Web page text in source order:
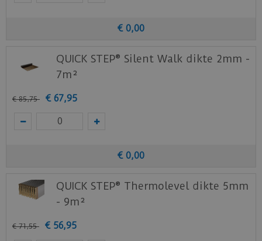
€ 0,00
QUICK STEP® Silent Walk dikte 2mm -
7m²
€ 85,75 € 67,95
€ 0,00
QUICK STEP® Thermolevel dikte 5mm
- 9m²
€ 71,55 € 56,95